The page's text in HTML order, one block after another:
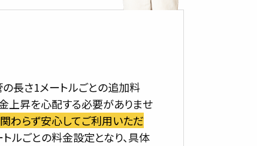
長さ1メートルごとの追加料
上昇を心配する必要がありませ
わらず安心してご利用いただ
ルごとの料金設定となり、具体